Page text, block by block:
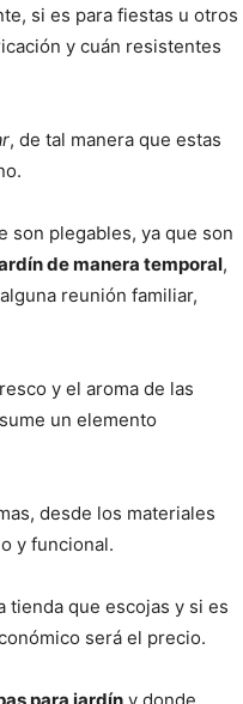
si es para fiestas u otros
y cuán resistentes
, de tal manera que estas
son plegables, ya que son
de manera temporal,
reunión familiar,
y el aroma de las
un elemento
desde los materiales
y funcional.
tienda que escojas y si es
será el precio.